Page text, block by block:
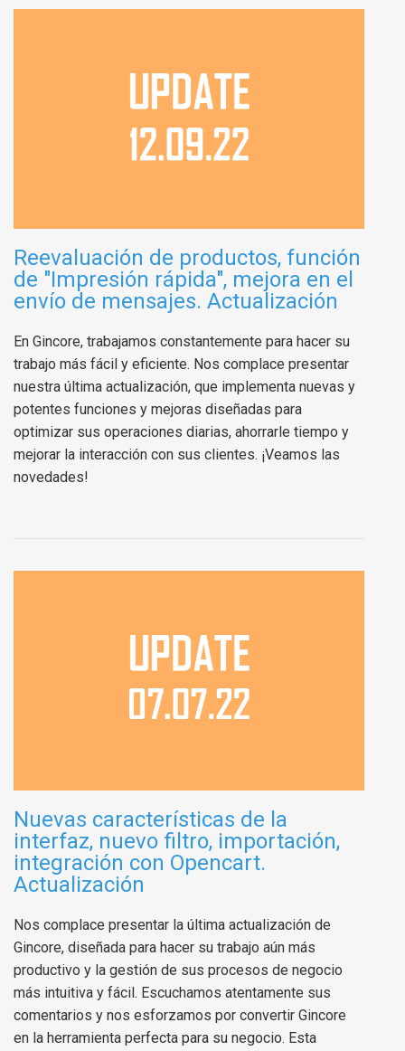
Reevaluación de productos, función
de "Impresión rápida", mejora en el
envío de mensajes. Actualización
En Gincore, trabajamos constantemente para hacer su
trabajo más fácil y eficiente. Nos complace presentar
nuestra última actualización, que implementa nuevas y
potentes funciones y mejoras diseñadas para
optimizar sus operaciones diarias, ahorrarle tiempo y
mejorar la interacción con sus clientes. ¡Veamos las
novedades!
Nuevas características de la
interfaz, nuevo filtro, importación,
integración con Opencart.
Actualización
Nos complace presentar la última actualización de
Gincore, diseñada para hacer su trabajo aún más
productivo y la gestión de sus procesos de negocio
más intuitiva y fácil. Escuchamos atentamente sus
comentarios y nos esforzamos por convertir Gincore
en la herramienta perfecta para su negocio. Esta